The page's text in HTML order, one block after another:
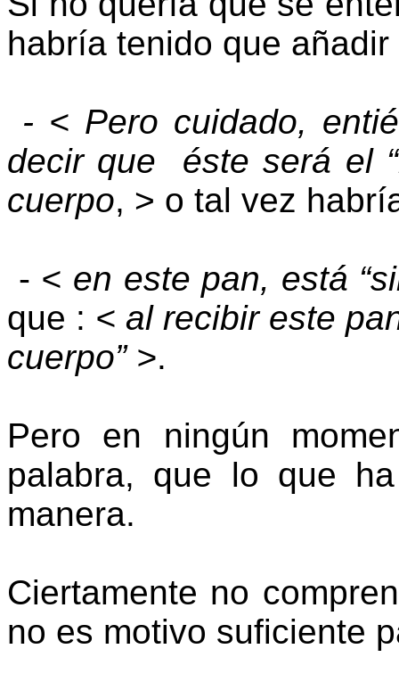
habría tenido que
- < Pero cuidado,
decir que éste será el
cuerpo, > o tal vez
- < en este pan, está
que : < al recibir este
cuerpo” >.
Pero en ningún
palabra, que lo que
manera.
Ciertamente no
no es motivo suficiente